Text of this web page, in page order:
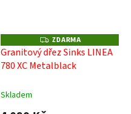
Z
D
A
R
ZDARMA
Granitový dřez Sinks LINEA
780 XC Metalblack
Skladem